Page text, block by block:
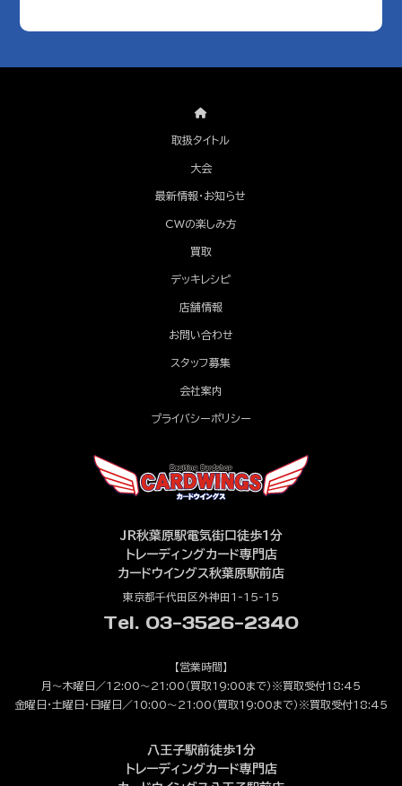
取扱タイトル
大会
最新情報・お知らせ
CWの楽しみ方
買取
デッキレシピ
店舗情報
お問い合わせ
スタッフ募集
会社案内
プライバシーポリシー
JR秋葉原駅電気街口徒歩1分
トレーディングカード専門店
カードウイングス秋葉原駅前店
東京都千代田区外神田1-15-15
Tel. 03-3526-2340
【営業時間】
月～木曜日／12:00～21:00（買取19:00まで）※買取受付18:45
金曜日・土曜日・日曜日／10:00～21:00（買取19:00まで）※買取受付18:45
八王子駅前徒歩1分
トレーディングカード専門店